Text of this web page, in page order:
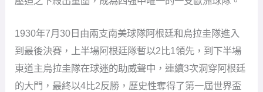
1930年7月30日由兩支南美球隊阿根廷和烏拉圭隊進入
到最後決賽，上半場阿根廷隊暫以2比1領先，到下半場
東道主烏拉圭隊在球迷的助威聲中，連續3次洞穿阿根廷
的大門，最終以4比2反勝，歷史性奪得了第一屆世界盃